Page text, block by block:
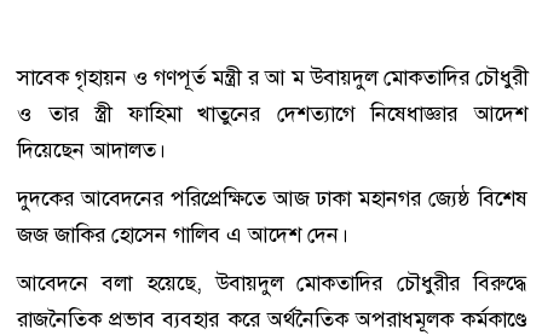
সাবেক গৃহায়ন ও গণপূর্ত মন্ত্রী র আ ম উবায়দুল মোকতাদির চৌধুরী
ও তার স্ত্রী ফাহিমা খাতুনের দেশত্যাগে নিষেধাজ্ঞার আদেশ
দিয়েছেন আদালত।
দুদকের আবেদনের পরিপ্রেক্ষিতে আজ ঢাকা মহানগর জ্যেষ্ঠ বিশেষ
জজ জাকির হোসেন গালিব এ আদেশ দেন।
আবেদনে বলা হয়েছে, উবায়দুল মোকতাদির চৌধুরীর বিরুদ্ধে
রাজনৈতিক প্রভাব ব্যবহার করে অর্থনৈতিক অপরাধমূলক কর্মকাণ্ডে